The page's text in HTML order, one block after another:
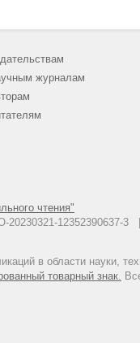
чтения"
20230321-
в области науки,
товарный знак.
журналам